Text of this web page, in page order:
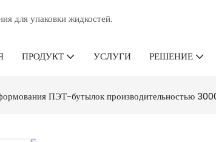
для упаковки жидкостей.
ПРОДУКТ УСЛУГИ РЕШЕНИЕ
ПЭТ-бутылок производительностью